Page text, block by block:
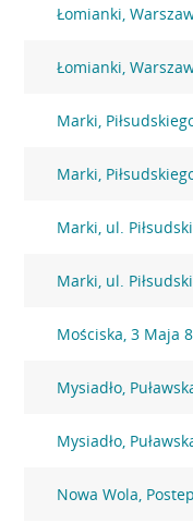
Łomianki,
Łomianki,
Marki,
Marki,
Marki, ul.
Marki, ul.
Mościska, 3 Maja
Mysiadło,
Mysiadło,
Nowa Wola,